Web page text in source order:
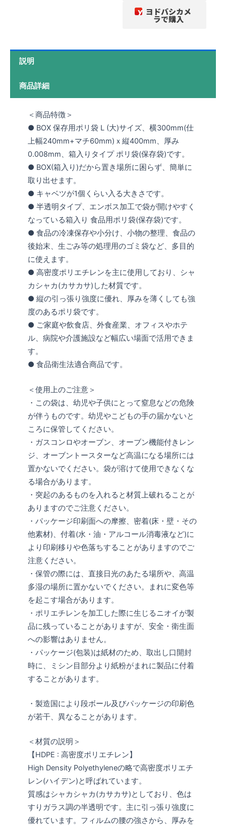
ヨドバシカメ
ラで購入
説明
商品詳細
＜商品特徴＞
● BOX 保存用ポリ袋 L (大)サイズ、横300mm(仕
上幅240mm+マチ60mm)ｘ縦400mm、厚み
0.008mm、箱入りタイプ ポリ袋(保存袋)です。
● BOX(箱入り)だから置き場所に困らず、簡単に
取り出せます。
● キャベツが1個くらい入る大きさです。
● 半透明タイプ、エンボス加工で袋が開けやすく
なっている箱入り 食品用ポリ袋(保存袋)です。
● 食品の冷凍保存や小分け、小物の整理、食品の
後始末、生ごみ等の処理用のゴミ袋など、多目的
に使えます。
● 高密度ポリエチレンを主に使用しており、シャ
カシャカ(カサカサ)した材質です。
● 縦の引っ張り強度に優れ、厚みを薄くしても強
度のあるポリ袋です。
● ご家庭や飲食店、外食産業、オフィスやホテ
ル、病院や介護施設など幅広い場面で活用できま
す。
● 食品衛生法適合商品です。
＜使用上のご注意＞
・この袋は、幼児や子供にとって窒息などの危険
が伴うものです。幼児やこどもの手の届かないと
ころに保管してください。
・ガスコンロやオーブン、オーブン機能付きレン
ジ、オーブントースターなど高温になる場所には
置かないでください。袋が溶けて使用できなくな
る場合があります。
・突起のあるものを入れると材質上破れることが
ありますのでご注意ください。
・パッケージ印刷面への摩擦、密着(床・壁・その
他素材)、付着(水・油・アルコール消毒液など)に
より印刷移りや色落ちすることがありますのでご
注意ください。
・保管の際には、直接日光のあたる場所や、高温
多湿の場所に置かないでください。まれに変色等
を起こす場合があります。
・ポリエチレンを加工した際に生じるニオイが製
品に残っていることがありますが、安全・衛生面
への影響はありません。
・パッケージ(包装)は紙材のため、取出し口開封
時に、ミシン目部分より紙粉がまれに製品に付着
することがあります。
・製造国により段ボール及びパッケージの印刷色
が若干、異なることがあります。
＜材質の説明＞
【HDPE : 高密度ポリエチレン】
High Density Polyethyleneの略で高密度ポリエチ
レン(ハイデン)と呼ばれています。
質感はシャカシャカ(カサカサ)としており、色は
すりガラス調の半透明です。主に引っ張り強度に
優れています。フィルムの腰の強さから、厚みを